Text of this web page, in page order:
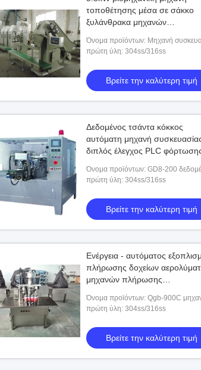
Αυτόματος εξοπλισμός ξήρανσης
ψεκασμού μηχανών 316SS
φυγοκεντρικών στεγνωτήρων για το γάλα
σε σκόνη
Βρείτε την καλύτερη τιμή
τοποθέτησης μέσα σε σάκκο
ξυλάνθρακα μηχανών
Όνομα προϊόντων: Μηχανή
ξυλάνθρακα
πρώτη ύλη: 304ss/316ss
Βρείτε την καλύτερη τιμή
Δεδομένος τσάντα κόκκος
αυτόματη μηχανή
διπλός έλεγχος PLC
Όνομα προϊόντων: GD8-200
μηχανή συσκευασίας τύπων τσάντα
πρώτη ύλη: 304ss/316ss
Βρείτε την καλύτερη τιμή
Ενέργεια - αυτόματος
πλήρωσης δοχείων
μηχανών πλήρωσης
Όνομα προϊόντων: Qgb-900C
πλήρωσης αερολύματος
πρώτη ύλη: 304ss/316ss
Βρείτε την καλύτερη τιμή